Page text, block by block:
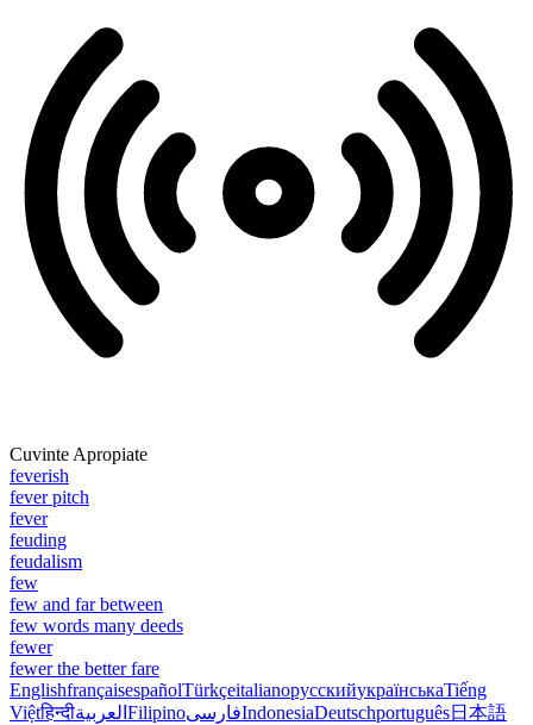
Cuvinte Apropiate
feverish
fever pitch
fever
feuding
feudalism
few
few and far between
few words many deeds
fewer
fewer the better fare
EnglishfrançaisespañolTürkçeitalianoрусскийукраїнськаTiếng
Việtहिन्दीالعربية FilipinoفارسیIndonesiaDeutschportuguês日本語